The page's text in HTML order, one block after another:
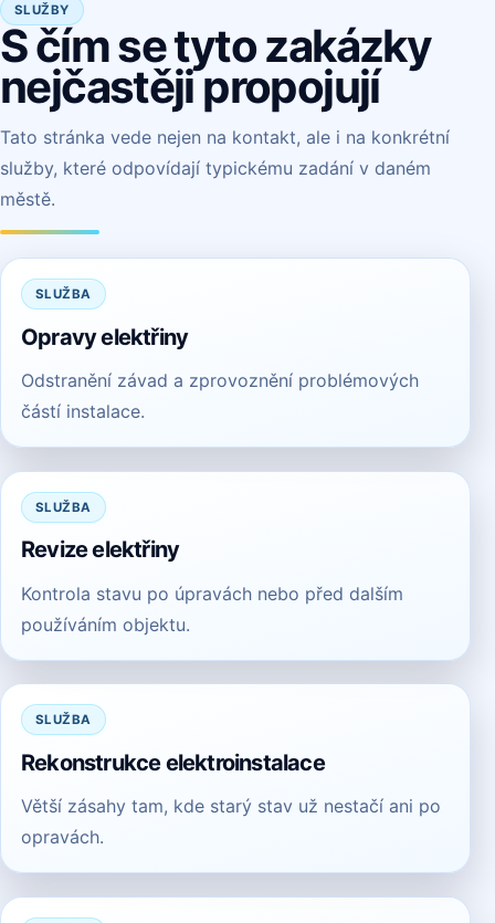
SLUŽBY
S čím se tyto zakázky
nejčastěji propojují
Tato stránka vede nejen na kontakt, ale i na konkrétní
služby, které odpovídají typickému zadání v daném
městě.
SLUŽBA
Opravy elektřiny
Odstranění závad a zprovoznění problémových
částí instalace.
SLUŽBA
Revize elektřiny
Kontrola stavu po úpravách nebo před dalším
používáním objektu.
SLUŽBA
Rekonstrukce elektroinstalace
Větší zásahy tam, kde starý stav už nestačí ani po
opravách.